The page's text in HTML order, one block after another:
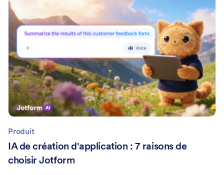
Produit
IA de création d'application : 7 raisons de
choisir Jotform